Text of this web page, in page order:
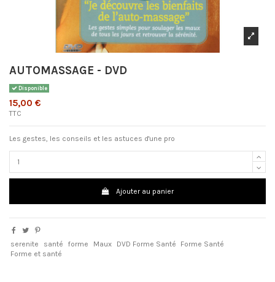
AUTOMASSAGE - DVD
Disponible
15,00 €
TTC
Les gestes, les conseils et les astuces d'une pro
Ajouter au panier
serenite santé forme Maux DVD Forme Santé
Forme Santé
Forme et santé